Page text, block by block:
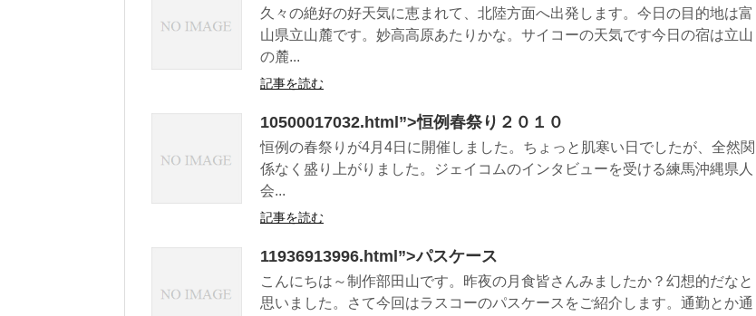
久々の絶好の好天気に恵まれて、北陸方面へ出発します。今日の目的地は富
山県立山麓です。妙高高原あたりかな。サイコーの天気です今日の宿は立山
の麓...
記事を読む
10500017032.html”>恒例春祭り２０１０
恒例の春祭りが4月4日に開催しました。ちょっと肌寒い日でしたが、全然関
係なく盛り上がりました。ジェイコムのインタビューを受ける練馬沖縄県人
会...
記事を読む
11936913996.html”>パスケース
こんにちは～制作部田山です。昨夜の月食皆さんみましたか？幻想的だなと
思いました。さて今回はラスコーのパスケースをご紹介します。通勤とか通